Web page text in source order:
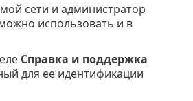
сети и администратор
использовать и в
Справка и поддержка
для ее идентификации